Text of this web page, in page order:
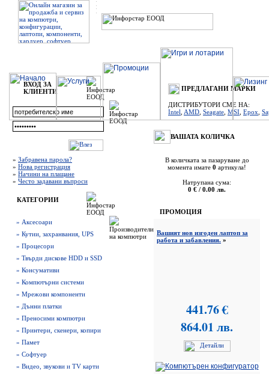
ВХОД ЗА
КЛИЕНТИ
» Забравена парола?
» Нова регистрация
» Начини на плащане
» Често задавани въпроси
КАТЕГОРИИ
» Аксесоари
» Кутии, захранвания, UPS
» Процесори
» Твърди дискове HDD и SSD
» Консумативи
» Компютърни системи
» Мрежови компоненти
» Дънни платки
» Преносими компютри
» Принтери, скенери, копири
» Памет
» Софтуер
» Видео, звукови и TV карти
ПРЕДЛАГАНИ МАРКИ
ДИСТРИБУТОРИ СМЕ НА:
Intel AMD Seagate MSI Epox
ВАШАТА КОЛИЧКА
В количката за пазаруване до
момента имате 0 артикула!
Натрупана сума:
0 € / 0.00 лв.
ПРОМОЦИЯ
Вашият нов изгоден лаптоп за
работа и забавления. »
441.76 €
864.01 лв.